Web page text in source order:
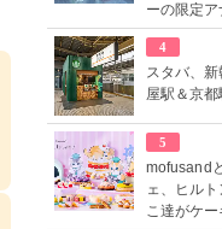
ーの限定
4
スタバ、
屋駅＆京
5
mofusand
ェ、ヒル
こ達がケー